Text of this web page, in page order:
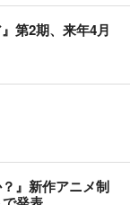
第2期、来年4月
』新作アニメ制